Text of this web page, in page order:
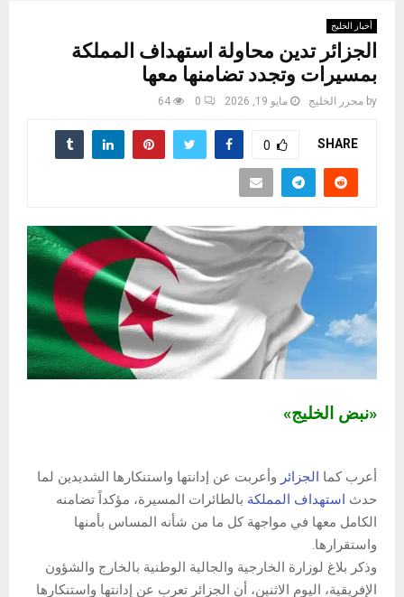
أخبار الخليج
الجزائر تدين محاولة استهداف المملكة
بمسيرات وتجدد تضامنها معها
by محرر الخليج مايو 19, 2026 0
64
SHARE
0
«نبض الخليج»
أعرب كما الجزائر وأعربت عن إدانتها واستنكارها الشديدين لما
حدث استهداف المملكة بالطائرات المسيرة، مؤكداً تضامنه
الكامل معها في مواجهة كل ما من شأنه المساس بأمنها
واستقرارها.
وذكر بلاغ لوزارة الخارجية والجالية الوطنية بالخارج والشؤون
الإفريقية، اليوم الاثنين، أن الجزائر تعرب عن إدانتها واستنكارها